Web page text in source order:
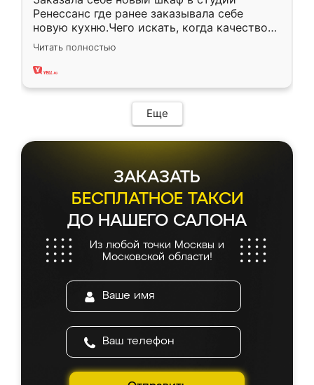
Ренессанс где ранее заказывала себе
новую кухню.Чего искать, когда качеством
вполне довольна. Служит кухня уже почти
два года, нареканий нет.
Читать полностью
Еще
ЗАКАЗАТЬ
БЕСПЛАТНОЕ ТАКСИ
ДО НАШЕГО САЛОНА
Из любой точки Москвы и
Московской области!